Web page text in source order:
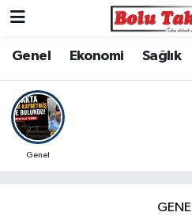
Genel Ekonomi Sağlık
Genel